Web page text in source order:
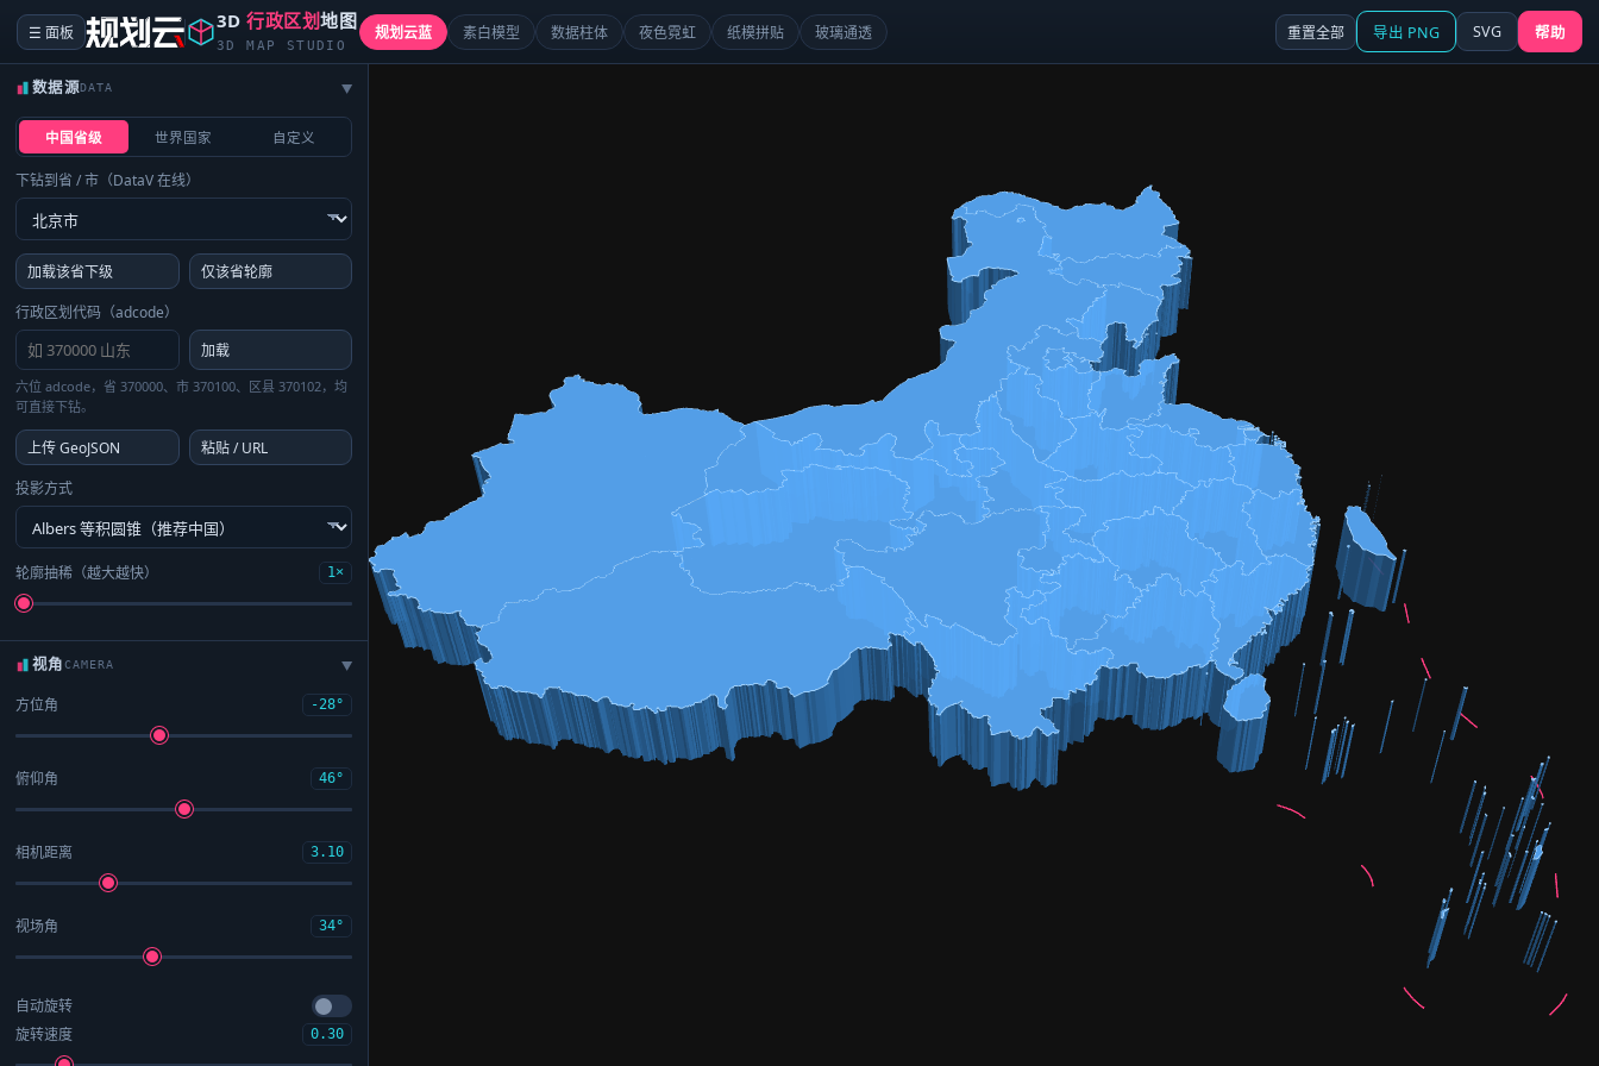
☰ 面板 3D行政区划地图
3D MAP STUDIO
规划云蓝 素白模型 数据柱体 夜色霓虹 纸模拼贴 玻璃通透 重置全部 导出 PNG SVG 帮助
数据源DATA ▶
中国省级 世界国家 自定义
下钻到省 / 市（DataV 在线）
加载该省下级
仅该省轮廓
行政区划代码（adcode）
加载
六位 adcode，省 370000、市 370100、区县 370102，均
可直接下钻。
上传 GeoJSON
粘贴 / URL
投影方式
轮廓抽稀（越大越快） 1×
视角CAMERA ▶
方位角 -28°
俯仰角 46°
相机距离 3.10
视场角 34°
自动旋转
旋转速度
0.30